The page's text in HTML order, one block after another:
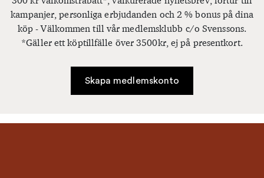
kampanjer, personliga erbjudanden och 2 % bonus på dina
köp - Välkommen till vår medlemsklubb c/o Svenssons.
*Gäller ett köptillfälle över 3500kr, ej på presentkort.
Skapa medlemskonto